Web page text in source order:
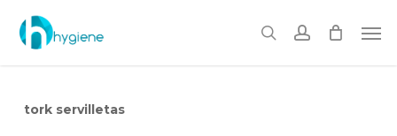
main
content
searchaccount
tork servilletas